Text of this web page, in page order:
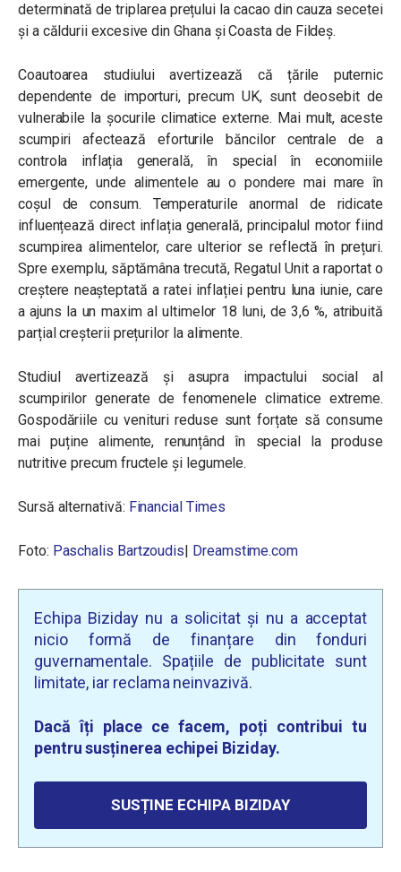
determinată de triplarea prețului la cacao din cauza secetei
și a căldurii excesive din Ghana și Coasta de Fildeș.
Coautoarea studiului avertizează că țările puternic
dependente de importuri, precum UK, sunt deosebit de
vulnerabile la șocurile climatice externe. Mai mult, aceste
scumpiri afectează eforturile băncilor centrale de a
controla inflația generală, în special în economiile
emergente, unde alimentele au o pondere mai mare în
coșul de consum. Temperaturile anormal de ridicate
influențează direct inflația generală, principalul motor fiind
scumpirea alimentelor, care ulterior se reflectă în prețuri.
Spre exemplu, săptămâna trecută, Regatul Unit a raportat o
creștere neașteptată a ratei inflației pentru luna iunie, care
a ajuns la un maxim al ultimelor 18 luni, de 3,6 %, atribuită
parțial creșterii prețurilor la alimente.
Studiul avertizează și asupra impactului social al
scumpirilor generate de fenomenele climatice extreme.
Gospodăriile cu venituri reduse sunt forțate să consume
mai puține alimente, renunțând în special la produse
nutritive precum fructele și legumele.
Sursă alternativă: Financial Times
Foto: Paschalis Bartzoudis| Dreamstime.com
Echipa Biziday nu a solicitat și nu a acceptat
nicio formă de finanțare din fonduri
guvernamentale. Spațiile de publicitate sunt
limitate, iar reclama neinvazivă.
Dacă îți place ce facem, poți contribui tu
pentru susținerea echipei Biziday.
SUSȚINE ECHIPA BIZIDAY